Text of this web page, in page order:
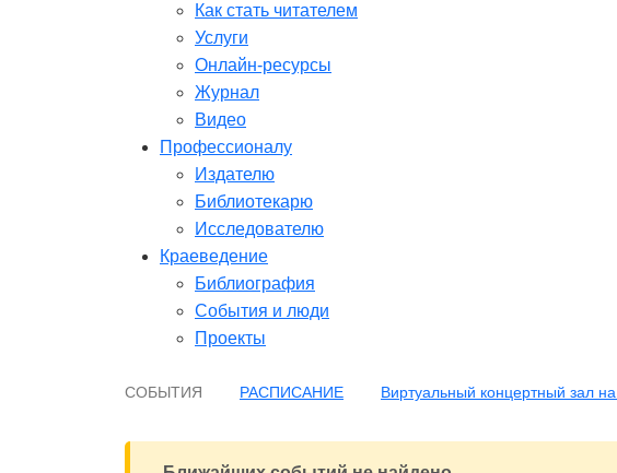
Как стать читателем
Услуги
Онлайн-ресурсы
Журнал
Видео
Профессионалу
Издателю
Библиотекарю
Исследователю
Краеведение
Библиография
События и люди
Проекты
СОБЫТИЯ РАСПИСАНИЕ Виртуальный концертный зал